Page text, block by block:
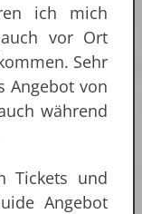
ich mich
vor Ort
Sehr
Angebot von
während
Tickets und
Angebot